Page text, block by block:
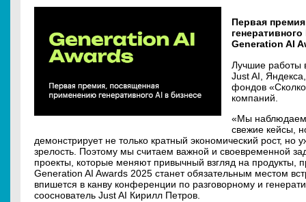
Первая
Generation AI
Лучшие работы
Just AI,
фондов
компаний.
«Мы
свежие кейсы,
демонстрирует не только кратный экономический рост, но
зрелость. Поэтому мы считаем важной и своевременной
проекты, которые меняют привычный взгляд на продукты,
Generation AI Awards 2025 станет обязательным местом
впишется в канву конференции по разговорному и
сооснователь Just AI Кирилл Петров.